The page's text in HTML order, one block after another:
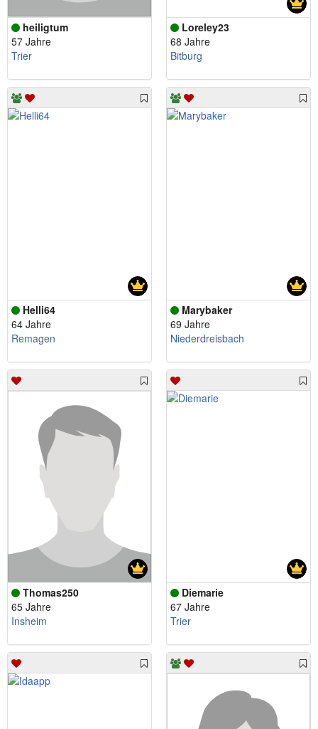
heiligtum
57 Jahre
Trier
Loreley23
68 Jahre
Bitburg
Helli64
64 Jahre
Remagen
Marybaker
69 Jahre
Niederdreisbach
Thomas250
65 Jahre
Insheim
Diemarie
67 Jahre
Trier